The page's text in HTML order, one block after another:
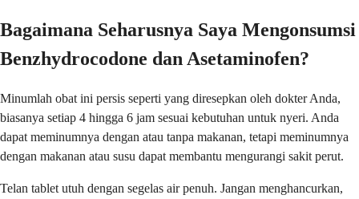
Bagaimana Seharusnya Saya Mengonsumsi
Benzhydrocodone dan Asetaminofen?
Minumlah obat ini persis seperti yang diresepkan oleh dokter Anda,
biasanya setiap 4 hingga 6 jam sesuai kebutuhan untuk nyeri. Anda
dapat meminumnya dengan atau tanpa makanan, tetapi meminumnya
dengan makanan atau susu dapat membantu mengurangi sakit perut.
Telan tablet utuh dengan segelas air penuh. Jangan menghancurkan,